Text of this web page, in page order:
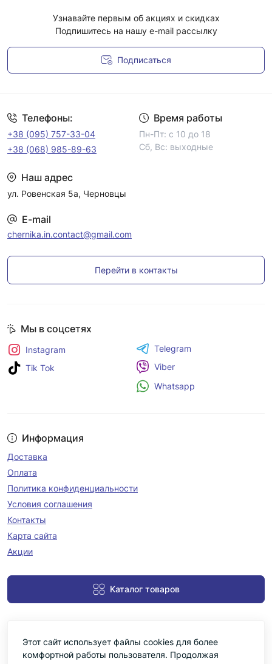
Узнавайте первым об акциях и скидках
Подпишитесь на нашу e-mail рассылку
Подписаться
Телефоны:
+38 (095) 757-33-04
+38 (068) 985-89-63
Время работы
Пн-Пт: с 10 до 18
Сб, Вс: выходные
Наш адрес
ул. Ровенская 5а, Черновцы
E-mail
chernika.in.contact@gmail.com
Перейти в контакты
Информация
Доставка
Оплата
Политика конфиденциальности
Условия соглашения
Контакты
Карта сайта
Акции
Каталог товаров
Мы в соцсетях
Instagram
Tik Tok
Telegram
Viber
Whatsapp
Этот сайт использует файлы cookies для более
комфортной работы пользователя. Продолжая